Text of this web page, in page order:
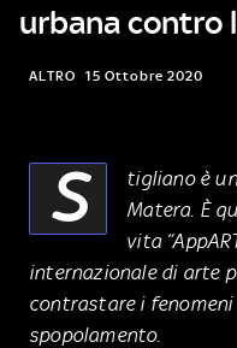
urbana contro
ALTRO 15 Ottobre 2020
S
tigliano è
Matera. È
vita
internazionale di arte
contrastare i
spopolamento.